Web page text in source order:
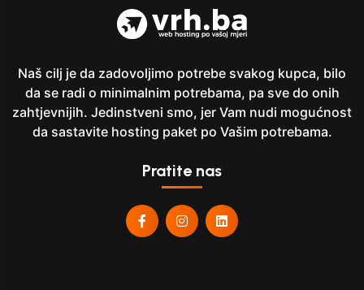
Naš cilj je da zadovoljimo potrebe svakog kupca, bilo
da se radi o minimalnim potrebama, pa sve do onih
zahtjevnijih. Jedinstveni smo, jer Vam nudi mogućnost
da sastavite hosting paket po Vašim potrebama.
Pratite nas